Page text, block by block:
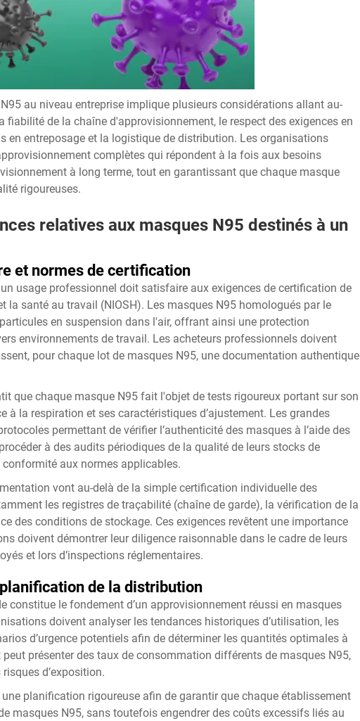
au niveau entreprise implique plusieurs considérations allant au-
de la chaîne d'approvisionnement, le respect des exigences en
en entreposage et la logistique de distribution. Les organisations
complètes qui répondent à la fois aux besoins
à long terme, tout en garantissant que chaque masque
rigoureuses.
relatives aux masques N95 destinés à un
et normes de certification
usage professionnel doit satisfaire aux exigences de certification de
la santé au travail (NIOSH). Les masques N95 homologués par le
en suspension dans l'air, offrant ainsi une protection
environnements de travail. Les acheteurs professionnels doivent
pour chaque lot de masques N95, une documentation authentique
que chaque masque N95 fait l'objet de tests rigoureux portant sur son
à la respiration et ses caractéristiques d’ajustement. Les grandes
permettant de vérifier l’authenticité des masques à l’aide des
à des audits périodiques de la qualité de leurs stocks de
aux normes applicables.
vont au-delà de la simple certification individuelle des
les registres de traçabilité (chaîne de garde), la vérification de la
des conditions de stockage. Ces exigences revêtent une importance
doivent démontrer leur diligence raisonnable dans le cadre de leurs
et lors d’inspections réglementaires.
de la distribution
constitue le fondement d’un approvisionnement réussi en masques
doivent analyser les tendances historiques d’utilisation, les
d’urgence potentiels afin de déterminer les quantités optimales à
présenter des taux de consommation différents de masques N95,
d’exposition.
planification rigoureuse afin de garantir que chaque établissement
masques N95, sans toutefois engendrer des coûts excessifs liés au